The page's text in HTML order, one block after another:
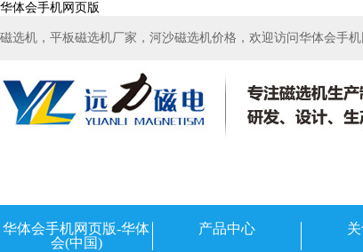
华体会手机网页版
磁选机，平板磁选机厂家，河沙磁选机价格，欢迎访问华体会手
华体会手机网页版-华体
会(中国)
产品中心